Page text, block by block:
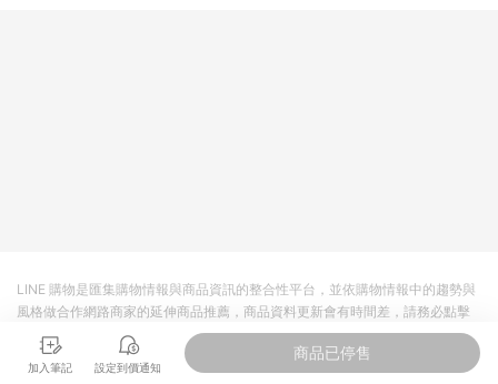
加入筆記 設定到價通知
商品已停售
LINE 購物是匯集購物情報與商品資訊的整合性平台，並依購物情報中的趨勢與
風格做合作網路商家的延伸商品推薦，商品資料更新會有時間差，請務必點擊
商品至各合作網路商家，確認現售價與購物條件，一切資訊以合作廠商網頁為
準。